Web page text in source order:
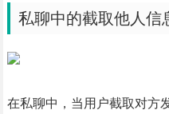
私聊中的截取他人信
在私聊中，当用户截取对方